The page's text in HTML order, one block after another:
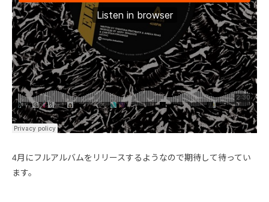
4月にフルアルバムをリリースするようなので期待して待ってい
ます。